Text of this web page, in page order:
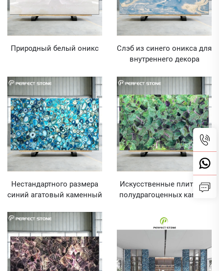
Природный белый оникс
Слэб из синего оникса для
внутреннего декора
Нестандартного размера
синий агатовый каменный
камня ресепшн
Искусственные плиты из
полудрагоценных камней